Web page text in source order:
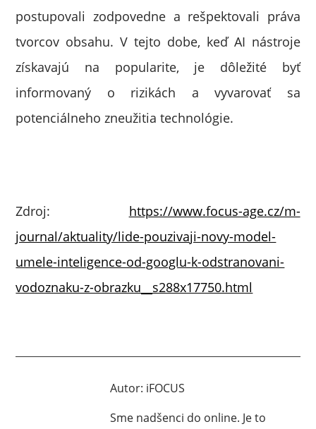
postupovali zodpovedne a rešpektovali práva
tvorcov obsahu. V tejto dobe, keď AI nástroje
získavajú na popularite, je dôležité byť
informovaný o rizikách a vyvarovať sa
potenciálneho zneužitia technológie.
Zdroj: https://www.focus-age.cz/m-
journal/aktuality/lide-pouzivaji-novy-model-
umele-inteligence-od-googlu-k-odstranovani-
vodoznaku-z-obrazku__s288x17750.html
Autor: iFOCUS
Sme nadšenci do online. Je to